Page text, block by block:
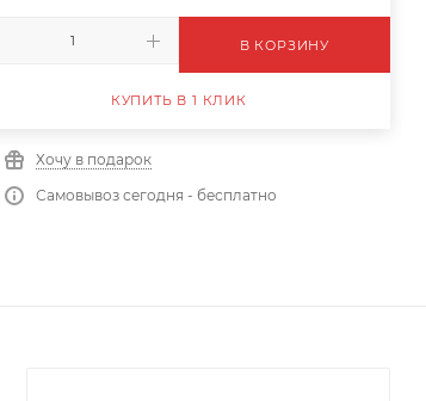
В КОРЗИНУ
КУПИТЬ В 1 КЛИК
Хочу в подарок
Самовывоз сегодня - бесплатно